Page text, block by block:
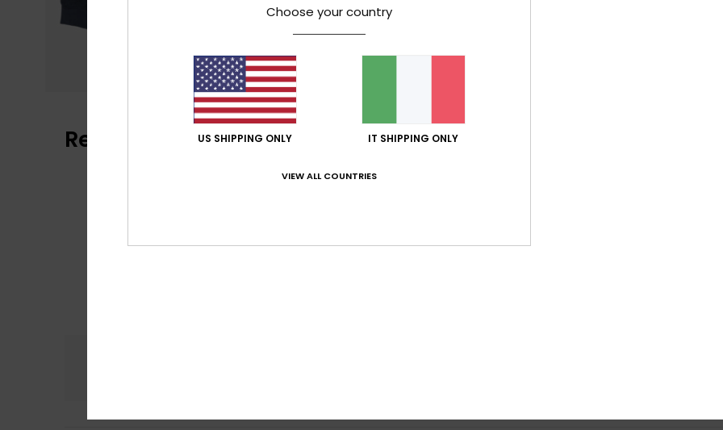
Recensioni dei clienti
4.8
Choose your country
US SHIPPING ONLY IT SHIPPING ONLY
VIEW ALL COUNTRIES